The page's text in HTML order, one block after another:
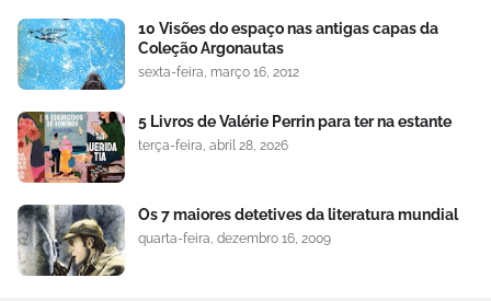
10 Visões do espaço nas antigas capas da
Coleção Argonautas
sexta-feira, março 16, 2012
5 Livros de Valérie Perrin para ter na estante
terça-feira, abril 28, 2026
Os 7 maiores detetives da literatura mundial
quarta-feira, dezembro 16, 2009